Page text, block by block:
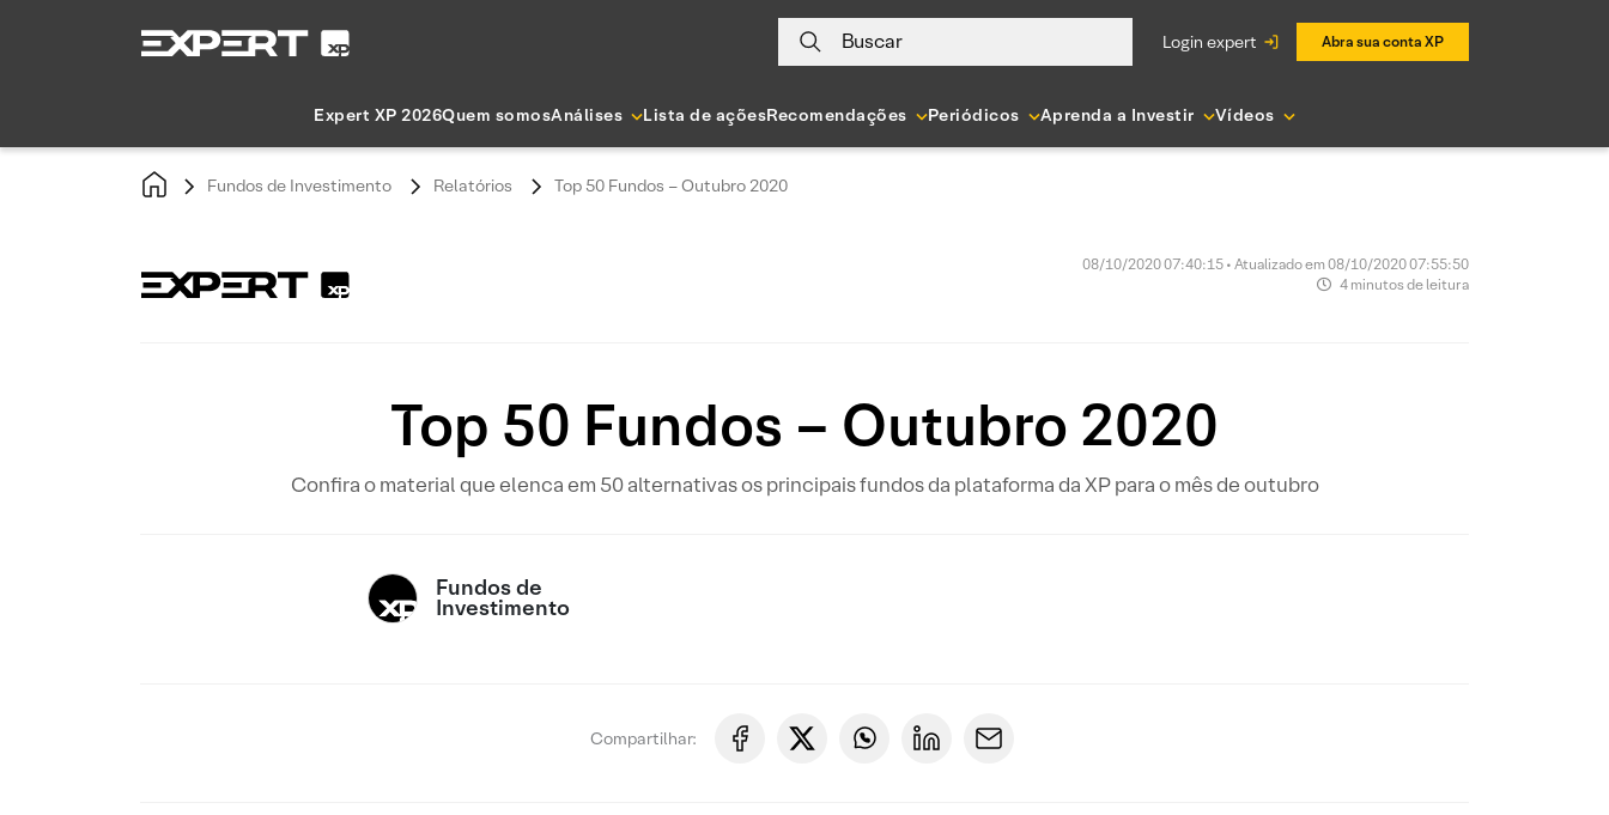
Buscar login expert Abra sua conta XP
Expert XP 2026Quem somosAnálises Lista de açõesRecomendações Periódicos Aprenda a Investir Vídeos
Fundos de Investimento Relatórios Top 50 Fundos – Outubro 2020
08/10/2020 07:40:15 • Atualizado em 08/10/2020 07:55:50
4 minutos de leitura
Top 50 Fundos – Outubro 2020
Confira o material que elenca em 50 alternativas os principais fundos da plataforma da XP para o mês de outubro
Fundos de
Investimento
Compartilhar: